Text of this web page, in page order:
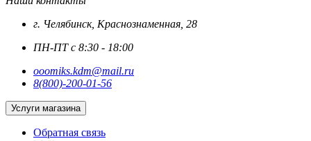
г. Челябинск, Краснознаменная, 28
ПН-ПТ с 8:30 - 18:00
ooomiks.kdm@mail.ru
8(800)-200-01-56
Услуги магазина
Обратная связь